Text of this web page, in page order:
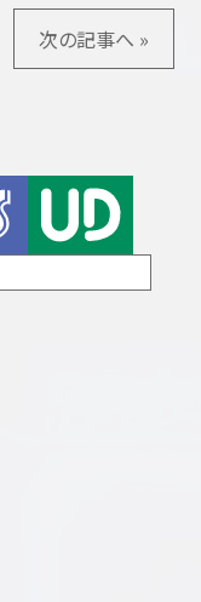
次の記事へ »